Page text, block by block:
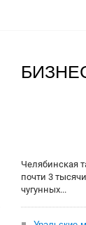
Челябинская
почти 3
чугунных...